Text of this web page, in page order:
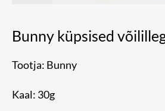
Bunny küpsised
Tootja: Bunny
Kaal: 30g